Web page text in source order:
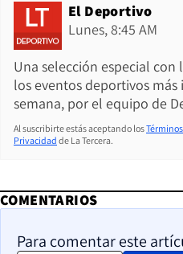
El Deportivo
Lunes, 8:45 AM
Una selección especial
los eventos deportivos
semana, por el equipo de
Al suscribirte estás aceptando los
Privacidad de La Tercera.
COMENTARIOS
Para comentar este